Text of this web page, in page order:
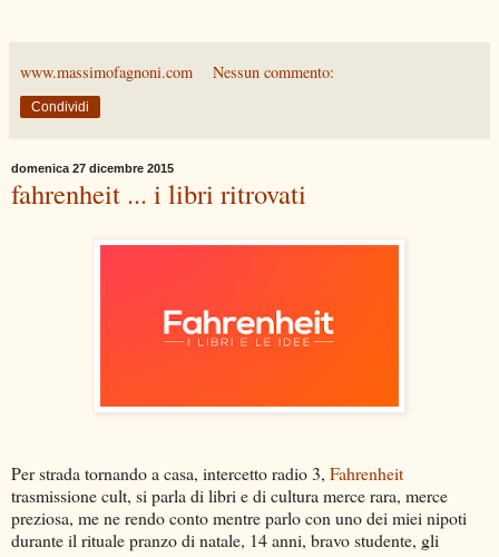
www.massimofagnoni.com Nessun commento:
Condividi
domenica 27 dicembre 2015
fahrenheit ... i libri ritrovati
Per strada tornando a casa, intercetto radio 3, Fahrenheit
trasmissione cult, si parla di libri e di cultura merce rara, merce
preziosa, me ne rendo conto mentre parlo con uno dei miei nipoti
durante il rituale pranzo di natale, 14 anni, bravo studente, gli